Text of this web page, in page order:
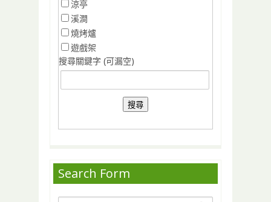
涼亭
溪澗
燒烤爐
遊戲架
搜尋關鍵字 (可漏空)
Search Form